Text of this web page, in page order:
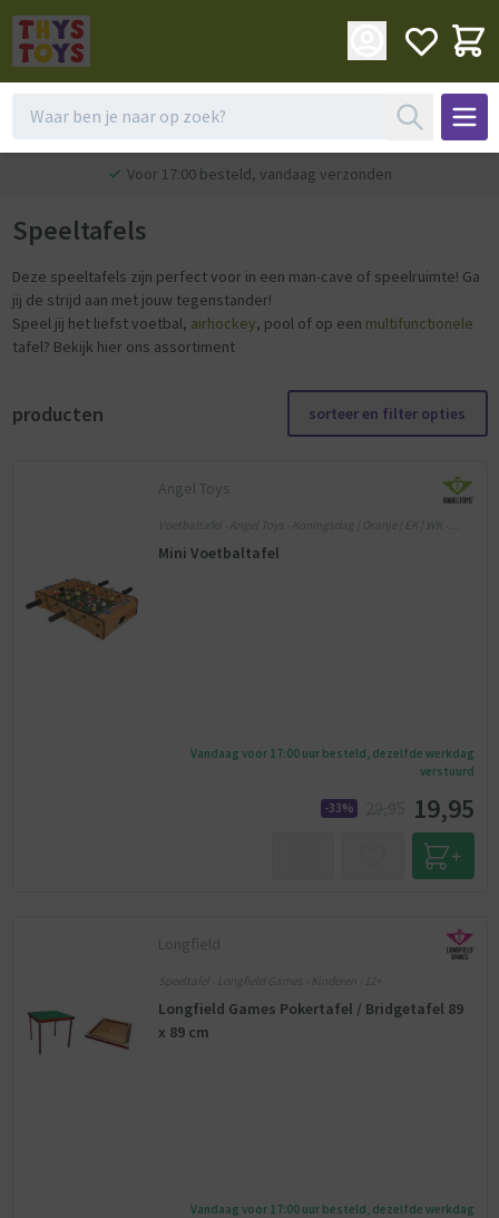
Voor 17:00 besteld, vandaag verzonden
Speeltafels
Deze speeltafels zijn perfect voor in een man-cave of speelruimte! Ga
jij de strijd aan met jouw tegenstander!
Speel jij het liefst voetbal, airhockey, pool of op een multifunctionele
tafel? Bekijk hier ons assortiment
producten sorteer en filter opties
Angel Toys
Voetbaltafel - Angel Toys - Koningsdag | Oranje | EK | WK -
Mini Voetbaltafel
Vandaag voor 17:00 uur besteld, dezelfde werkdag
verstuurd
-33% 19,95
Longfield
Speeltafel - Longfield Games - Kinderen - 12+
Longfield Games Pokertafel / Bridgetafel 89
x 89 cm
Vandaag voor 17:00 uur besteld, dezelfde werkdag